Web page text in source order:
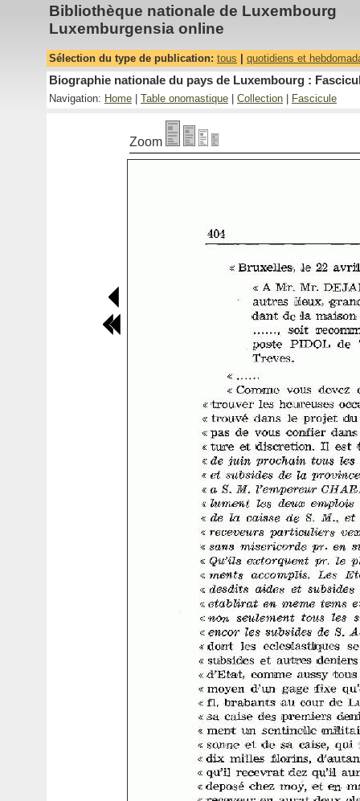
Bibliothèque nationale de Luxembourg
Luxemburgensia online
Sélection du type de publication: tous quotidiens et
Biographie nationale du pays de Luxembourg :
Navigation: Home Table onomastique Collection Fascicule
Zoom